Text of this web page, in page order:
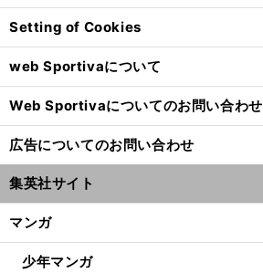
Setting of Cookies
web Sportivaについて
Web Sportivaについてのお問い合わせ
広告についてのお問い合わせ
集英社サイト
マンガ
少年マンガ